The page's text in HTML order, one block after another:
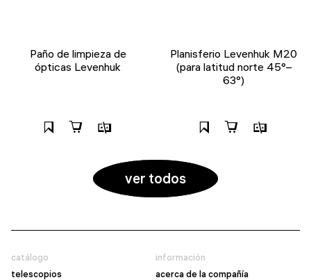
Paño de limpieza de
ópticas Levenhuk
Planisferio Levenhuk M20
(para latitud norte 45°–
63°)
ver todos
catálogo
telescopios
información
acerca de la compañía